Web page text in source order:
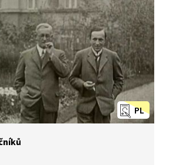
PL